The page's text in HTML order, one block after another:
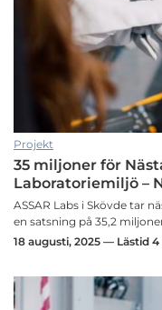
Projekt
35 miljoner för
Laboratoriemiljö –
ASSAR Labs i Skövde tar
en satsning på 35,2
18 augusti, 2025 — Lästid